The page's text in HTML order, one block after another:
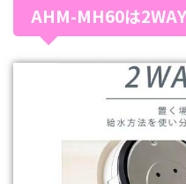
AHM-MH60は